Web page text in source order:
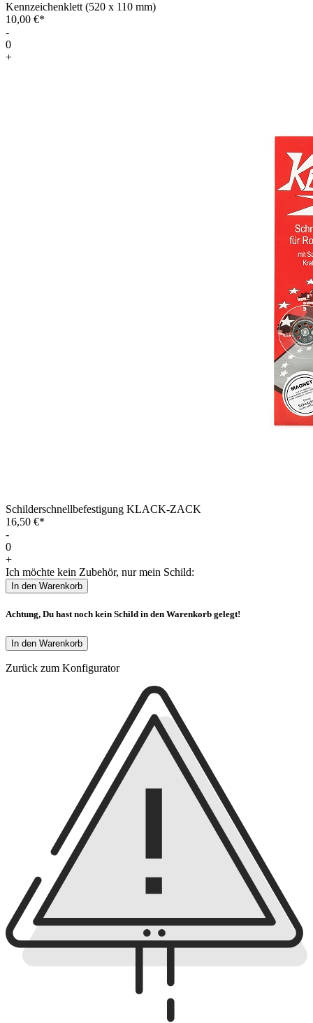
Kennzeichenklett (520 x 110 mm)
10,00 €*
-
0
+
Schilderschnellbefestigung KLACK-ZACK
16,50 €*
-
0
+
Ich möchte kein Zubehör, nur mein Schild:
In den Warenkorb
Achtung, Du hast noch kein Schild in den Warenkorb gelegt!
In den Warenkorb
Zurück zum Konfigurator